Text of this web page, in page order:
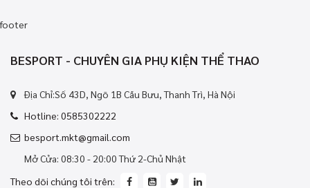
footer
BESPORT - CHUYÊN GIA PHỤ KIỆN THỂ THAO
Địa Chỉ:Số 43D, Ngõ 1B Cầu Bưu, Thanh Trì, Hà Nội
Hotline: 0585302222
besport.mkt@gmail.com
Mở Cửa: 08:30 - 20:00 Thứ 2-Chủ Nhật
Theo dõi chúng tôi trên: